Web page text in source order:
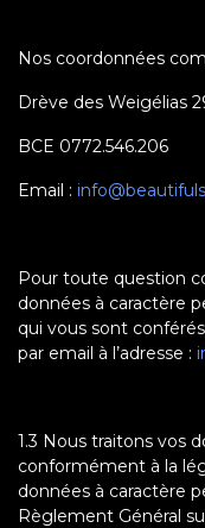
Nos coordonnées
Drève des Weigélias
BCE 0772.546.206
Email :
Pour toute question
données à caractère
qui vous sont
par email à l’adresse :
1.3 Nous traitons vos
conformément à la
données à caractère
Règlement Général